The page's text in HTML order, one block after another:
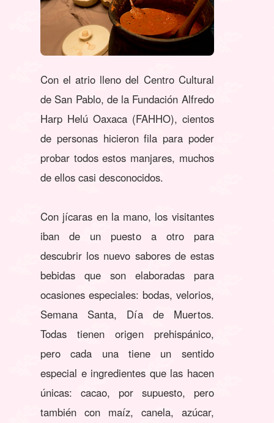
Con el atrio lleno del Centro Cultural
de San Pablo, de la Fundación Alfredo
Harp Helú Oaxaca (FAHHO), cientos
de personas hicieron fila para poder
probar todos estos manjares, muchos
de ellos casi desconocidos.
Con jícaras en la mano, los visitantes
iban de un puesto a otro para
descubrir los nuevo sabores de estas
bebidas que son elaboradas para
ocasiones especiales: bodas, velorios,
Semana Santa, Día de Muertos.
Todas tienen origen prehispánico,
pero cada una tiene un sentido
especial e ingredientes que las hacen
únicas: cacao, por supuesto, pero
también con maíz, canela, azúcar,